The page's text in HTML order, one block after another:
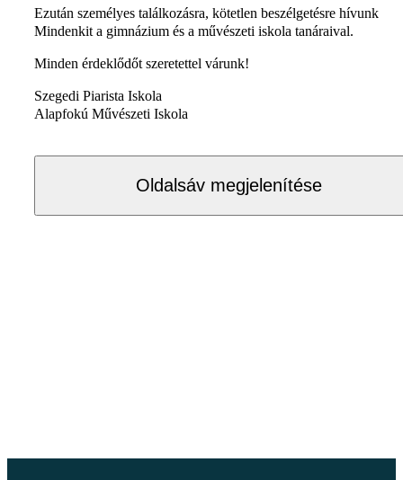
Ezután személyes találkozásra, kötetlen beszélgetésre hívunk
Mindenkit a gimnázium és a művészeti iskola tanáraival.
Minden érdeklődőt szeretettel várunk!
Szegedi Piarista Iskola
Alapfokú Művészeti Iskola
Oldalsáv megjelenítése